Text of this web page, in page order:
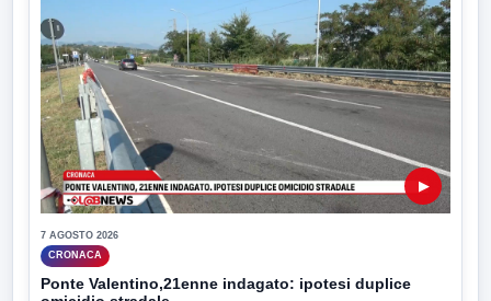
▶
7 AGOSTO 2026
CRONACA
Ponte Valentino,21enne indagato: ipotesi duplice